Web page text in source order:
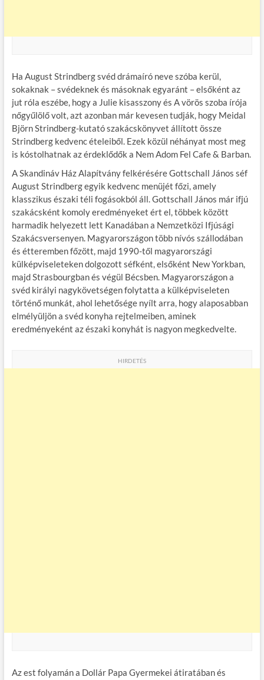
Ha August Strindberg svéd drámaíró neve szóba kerül,
sokaknak – svédeknek és másoknak egyaránt – elsőként az
jut róla eszébe, hogy a Julie kisasszony és A vörös szoba írója
nőgyűlölő volt, azt azonban már kevesen tudják, hogy Meidal
Björn Strindberg-kutató szakácskönyvet állított össze
Strindberg kedvenc ételeiből. Ezek közül néhányat most meg
is kóstolhatnak az érdeklődők a Nem Adom Fel Cafe & Barban.
A Skandináv Ház Alapítvány felkérésére Gottschall János séf
August Strindberg egyik kedvenc menüjét főzi, amely
klasszikus északi téli fogásokból áll. Gottschall János már ifjú
szakácsként komoly eredményeket ért el, többek között
harmadik helyezett lett Kanadában a Nemzetközi Ifjúsági
Szakácsversenyen. Magyarországon több nívós szállodában
és étteremben főzött, majd 1990-től magyarországi
külképviseleteken dolgozott séfként, elsőként New Yorkban,
majd Strasbourgban és végül Bécsben. Magyarországon a
svéd királyi nagykövetségen folytatta a külképviseleten
történő munkát, ahol lehetősége nyílt arra, hogy alaposabban
elmélyüljön a svéd konyha rejtelmeiben, aminek
eredményeként az északi konyhát is nagyon megkedvelte.
HIRDETÉS
Az est folyamán a Dollár Papa Gyermekei átiratában és